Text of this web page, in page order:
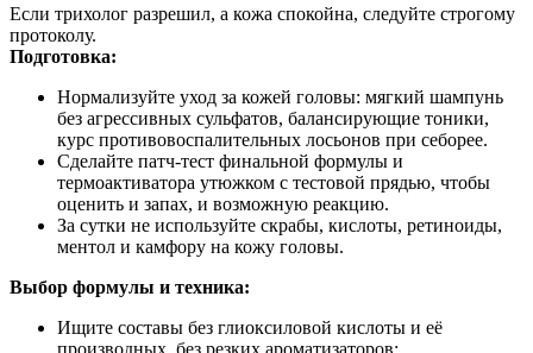
Если трихолог разрешил, а кожа спокойна, следуйте строгому
протоколу.
Подготовка:
Нормализуйте уход за кожей головы: мягкий шампунь
без агрессивных сульфатов, балансирующие тоники,
курс противовоспалительных лосьонов при себорее.
Сделайте патч‑тест финальной формулы и
термоактиватора утюжком с тестовой прядью, чтобы
оценить и запах, и возможную реакцию.
За сутки не используйте скрабы, кислоты, ретиноиды,
ментол и камфору на кожу головы.
Выбор формулы и техника:
Ищите составы без глиоксиловой кислоты и её